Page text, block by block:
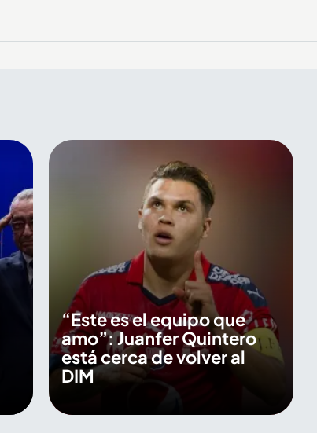
“Este es el equipo que
amo”: Juanfer Quintero
está cerca de volver al
DIM